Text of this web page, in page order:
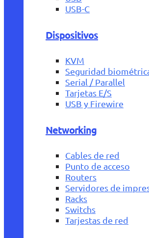
USB-C
Dispositivos
KVM
Seguridad
Serial / Parallel
Tarjetas E/S
USB y Firewire
Networking
Cables de red
Punto de acceso
Routers
Servidores de
Racks
Switchs
Tarjestas de red